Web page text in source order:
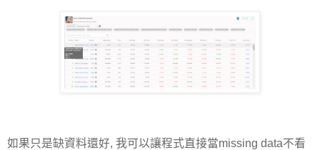
如果只是缺資料還好, 我可以讓程式直接當missing data不看